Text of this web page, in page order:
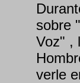
sobre
Voz" ,
verle